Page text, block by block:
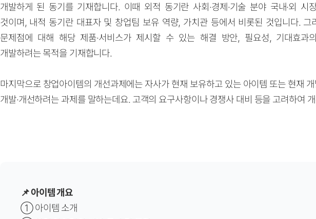
개발하게 된 동기를 기재합니다. 이때 외적 동기란 사회 ·경제 ·기술 분야 국내·외 시
것이며, 내적 동기란 대표자 및 창업팀 보유 역량, 가치관 등에서 비롯된 것입니다. 그
문제점에 대해 해당 제품·서비스가 제시할 수 있는 해결 방안, 필요성, 기대효과
개발하려는 목적을 기재합니다.
마지막으로 창업아이템의 개선과제에는 자사가 현재 보유하고 있는 아이템 또는 현재
개발·개선하려는 과제를 말하는데요. 고객의 요구사항이나 경쟁사 대비 등을 고려하여
📌 아이템 개요
① 아이템 소개